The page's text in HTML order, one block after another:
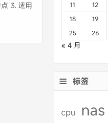
3. 适用
11
12
18
19
25
26
« 4 月
标签
cpu nas